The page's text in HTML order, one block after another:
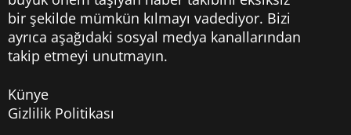
bir şekilde mümkün kılmayı vadediyor. Bizi
ayrıca aşağıdaki sosyal medya kanallarından
takip etmeyi unutmayın.
Künye
Gizlilik Politikası